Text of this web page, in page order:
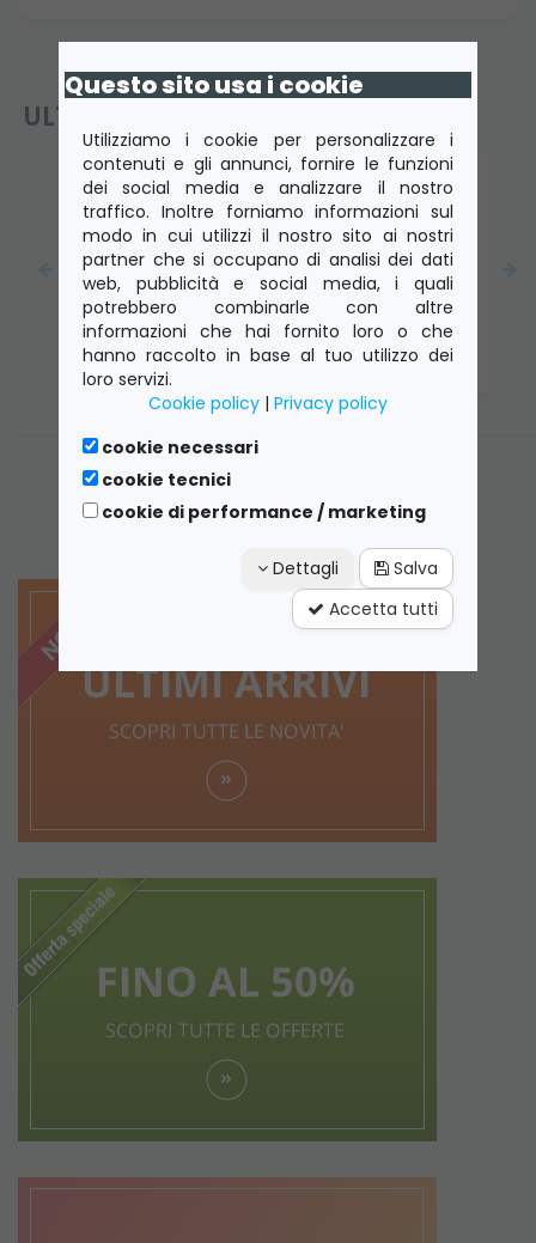
ULTIMI PRODOTTI VISTI
DELL Workstation Precision 7670 Core I7-
12850HX 2.1 Ghz. 16 GB 512GB M.2-2280 NVME
Webcam NVIDIA RTX A3000 LCD FHD 15.6" Win
11 Pro - D3103263SP Grado B
Questo sito usa i cookie
Utilizziamo i cookie per personalizzare i
contenuti e gli annunci, fornire le funzioni
dei social media e analizzare il nostro
traffico. Inoltre forniamo informazioni sul
modo in cui utilizzi il nostro sito ai nostri
partner che si occupano di analisi dei dati
web, pubblicità e social media, i quali
potrebbero combinarle con altre
informazioni che hai fornito loro o che
hanno raccolto in base al tuo utilizzo dei
loro servizi.
Cookie policy | Privacy policy
cookie necessari
cookie tecnici
cookie di performance / marketing
Dettagli
Salva
Accetta tutti